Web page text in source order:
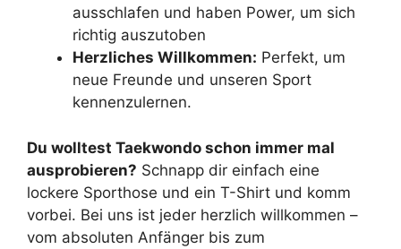
ausschlafen und haben Power, um sich
richtig auszutoben
Herzliches Willkommen: Perfekt, um
neue Freunde und unseren Sport
kennenzulernen.
Du wolltest Taekwondo schon immer mal
ausprobieren? Schnapp dir einfach eine
lockere Sporthose und ein T-Shirt und komm
vorbei. Bei uns ist jeder herzlich willkommen –
vom absoluten Anfänger bis zum